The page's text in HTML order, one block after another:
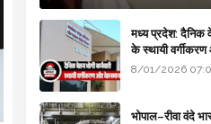
मध्य प्रदेश: दैनिक
के स्थायी
सरकार का बड़ा
8/01/2026
भोपाल–रीवा वंदे